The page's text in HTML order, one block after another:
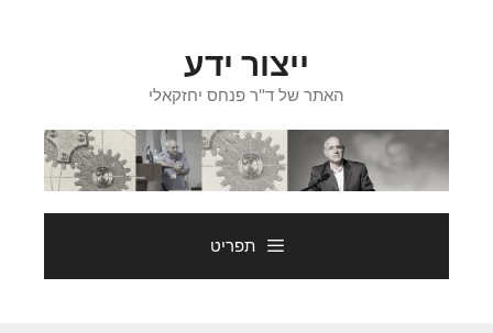
ייצור ידע
האתר של ד"ר פנחס יחזקאלי
תפריט